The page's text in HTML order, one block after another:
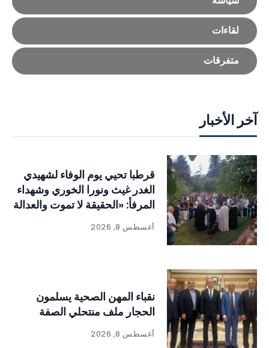
لقاءات
متفرقات
آخر الأخبار
قرطبا تحيي يوم الوفاء لشهيدي
الغدر غيث ونورا الخوري وشهداء
المرفأ: «الحقيقة لا تموت والعدالة
لا بد أن تتحقق
أغسطس 8, 2026
نقباء المهن الصحية يسلمون
الحجار ملف منتحلي الصفة
أغسطس 8, 2026